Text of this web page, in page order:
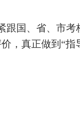
国、省、市考
，真正做到“指